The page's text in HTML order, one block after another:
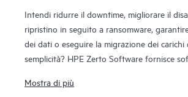
Intendi ridurre il downtime, migliorare il
ripristino in seguito a ransomware,
dei dati o eseguire la migrazione dei
semplicità? HPE Zerto Software fornisce
carichi di lavoro in ambienti virtualizzati e
Mostra di più